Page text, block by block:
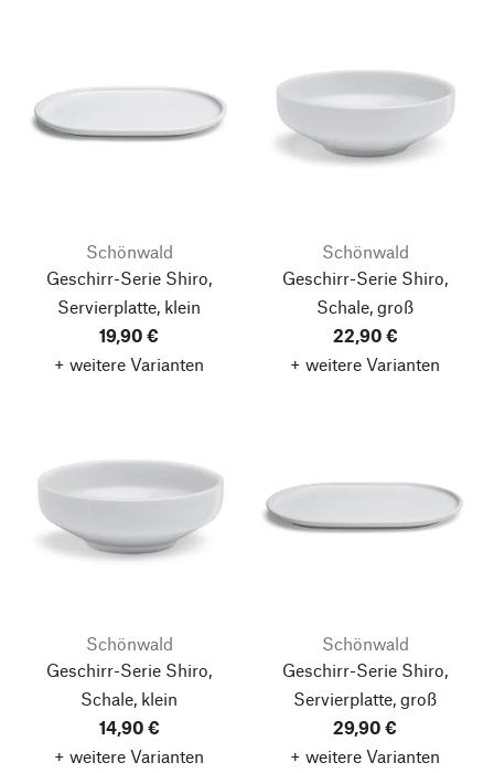
Schönwald
Geschirr-Serie Shiro,
Servierplatte, klein
19,90 €
+ weitere Varianten
Schönwald
Geschirr-Serie Shiro,
Schale, groß
22,90 €
+ weitere Varianten
Schönwald
Geschirr-Serie Shiro,
Schale, klein
14,90 €
+ weitere Varianten
Schönwald
Geschirr-Serie Shiro,
Servierplatte, groß
29,90 €
+ weitere Varianten